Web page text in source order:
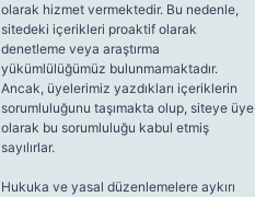
olarak hizmet vermektedir. Bu nedenle,
sitedeki içerikleri proaktif olarak
denetleme veya araştırma
yükümlülüğümüz bulunmamaktadır.
Ancak, üyelerimiz yazdıkları içeriklerin
sorumluluğunu taşımakta olup, siteye üye
olarak bu sorumluluğu kabul etmiş
sayılırlar.
Hukuka ve yasal düzenlemelere aykırı